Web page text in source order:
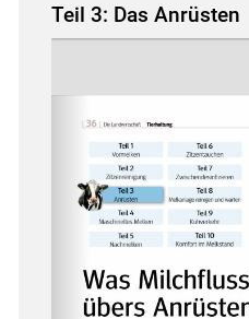
Teil 3: Das Anrüsten